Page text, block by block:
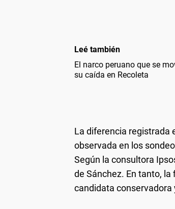
Leé también
El narco peruano que se
su caída en Recoleta
La diferencia registrada
observada en los
Según la consultora
de Sánchez. En tanto,
candidata conservadora